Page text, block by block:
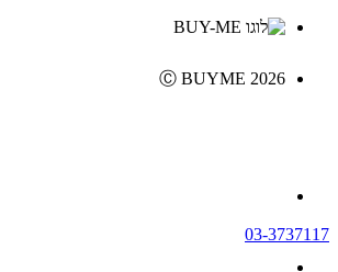
Ⓒ BUYME 2026
03-3737117